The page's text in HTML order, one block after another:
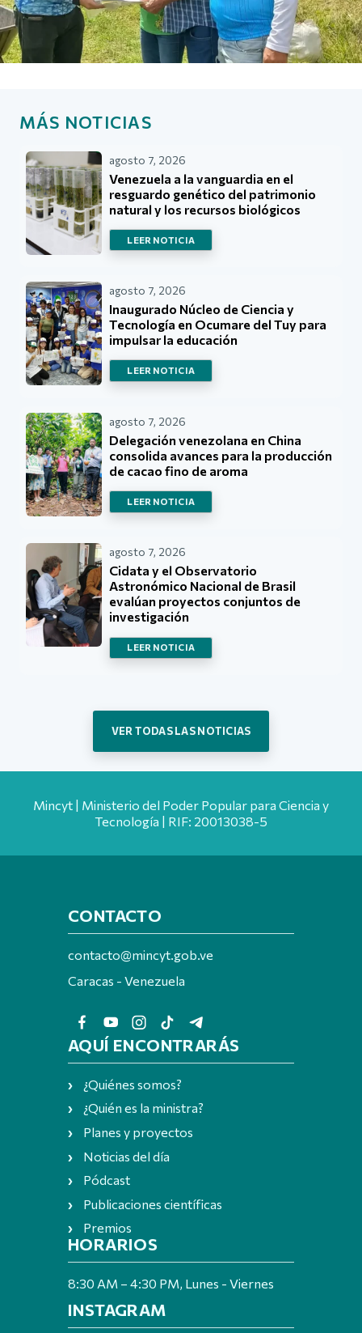
MÁS NOTICIAS
agosto 7, 2026
Venezuela a la vanguardia en el
resguardo genético del patrimonio
natural y los recursos biológicos
LEER NOTICIA
agosto 7, 2026
Inaugurado Núcleo de Ciencia y
Tecnología en Ocumare del Tuy para
impulsar la educación
LEER NOTICIA
agosto 7, 2026
Delegación venezolana en China
consolida avances para la producción
de cacao fino de aroma
LEER NOTICIA
agosto 7, 2026
Cidata y el Observatorio
Astronómico Nacional de Brasil
evalúan proyectos conjuntos de
investigación
LEER NOTICIA
VER TODAS LAS NOTICIAS
Mincyt | Ministerio del Poder Popular para Ciencia y
Tecnología | RIF: 20013038-5
CONTACTO
contacto@mincyt.gob.ve
Caracas - Venezuela
AQUÍ ENCONTRARÁS
¿Quiénes somos?
¿Quién es la ministra?
Planes y proyectos
Noticias del día
Pódcast
Publicaciones científicas
Premios
HORARIOS
8:30 AM – 4:30 PM, Lunes - Viernes
INSTAGRAM